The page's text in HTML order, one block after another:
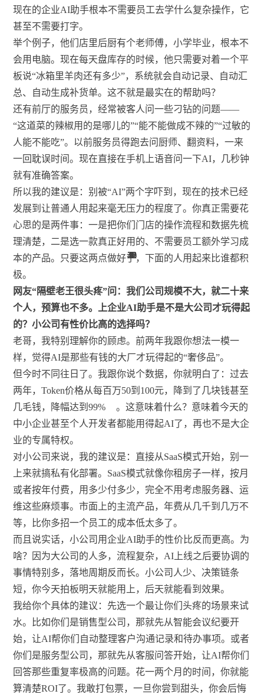
1
8
8
2
1
23
12
40
1
现在的企业AI助手根本不需要员工去学什么复杂操作，它
甚至不需要打字。
举个例子，他们店里后厨有个老师傅，小学毕业，根本不
会用电脑。现在每天盘库存的时候，他只需要对着一个平
板说“冰箱里羊肉还有多少”，系统就会自动记录、自动汇
总、自动生成补货单。这不就是最实在的帮助吗？
还有前厅的服务员，经常被客人问一些刁钻的问题——
“这道菜的辣椒用的是哪儿的”“能不能做成不辣的”“过敏的
人能不能吃”。以前服务员得跑去问厨师、翻资料，一来
一回耽误时间。现在直接在手机上语音问一下AI，几秒钟
就有准确答案。
所以我的建议是：别被“AI”两个字吓到，现在的技术已经
发展到让普通人用起来毫无压力的程度了。你真正需要花
心思的是两件事：一是把你们门店的操作流程和数据先梳
理清楚，二是选一款真正好用的、不需要员工额外学习成
本的产品。只要这两点做好了，下面的人用起来比谁都积
极。
网友“隔壁老王很头疼”问：我们公司规模不大，就二十来
个人，预算也不多。上企业AI助手是不是大公司才玩得起
的？小公司有性价比高的选择吗？
老哥，我特别理解你的顾虑。前两年我跟你想法一模一
样，觉得AI是那些有钱的大厂才玩得起的“奢侈品”。
但今时不同往日了。我跟你说个数据，你就明白了：过去
两年，Token价格从每百万50到100元，降到了几块钱甚至
几毛钱，降幅达到99%
1
。这意味着什么？意味着今天的
中小企业甚至个人开发者都能用得起AI了，再也不是大企
业的专属特权。
对小公司来说，我的建议是：直接从SaaS模式开始，别一
上来就搞私有化部署。SaaS模式就像你租房子一样，按月
或者按年付费，用多少付多少，完全不用考虑服务器、运
维这些麻烦事。市面上的主流产品，年费从几千到几万不
等，比你多招一个员工的成本低太多了。
而且说实话，小公司用企业AI助手的性价比反而更高。为
啥？因为大公司的人多，流程复杂，AI上线之后要协调的
事情特别多，落地周期反而长。小公司人少、决策链条
短，你今天拍板明天就能用上，后天就能看到效果。
我给你个具体的建议：先选一个最让你们头疼的场景来试
水。比如你们是销售型公司，那就先从智能会议纪要开
始，让AI帮你们自动整理客户沟通记录和待办事项。或者
你们是服务型公司，那就先从客服问答开始，让AI帮你们
回答那些重复率极高的问题。花一两个月的时间，你就能
算清楚ROI了。我敢打包票，一旦你尝到甜头，你会后悔
21
32
23
40
1